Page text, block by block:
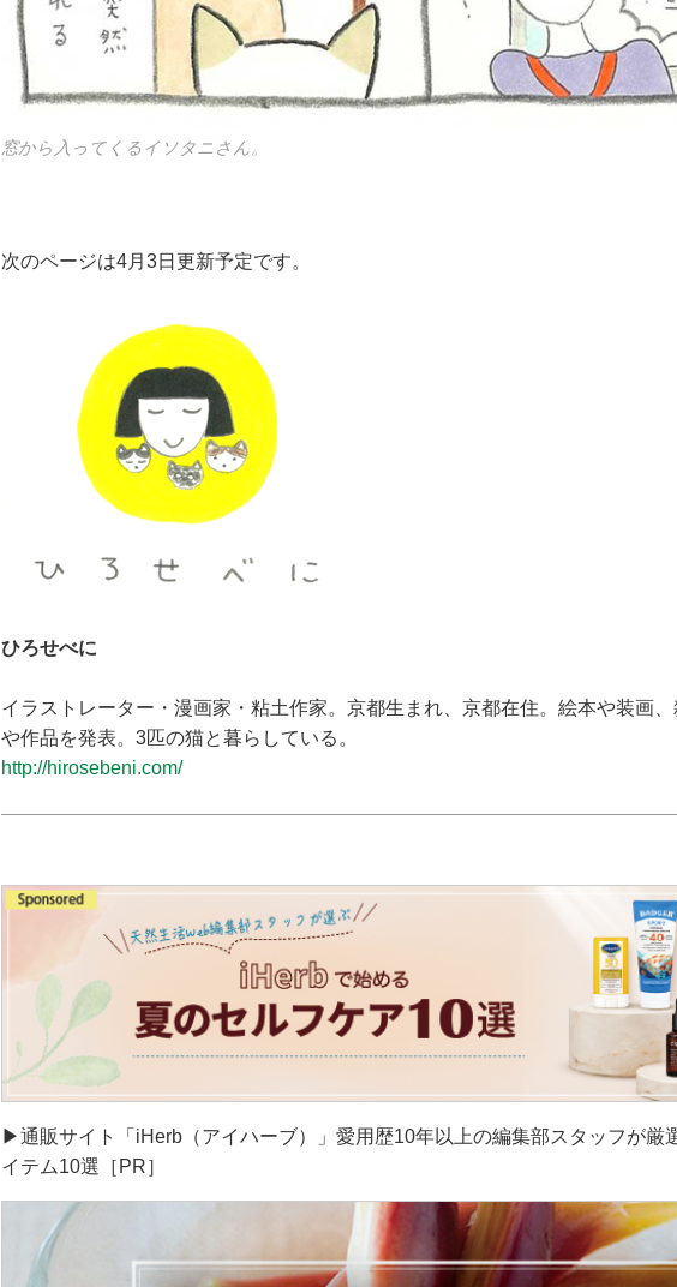
窓から入ってくるイソタニさん。
次のページは4月3日更新予定です。
ひろせべに
イラストレーター・漫画家・粘土作家。京都生まれ、京都在住。絵本や装画
や作品を発表。3匹の猫と暮らしている。
http://hirosebeni.com/
▶通販サイト「iHerb（アイハーブ）」愛用歴10年以上の編集部スタッフが厳
イテム10選［PR］